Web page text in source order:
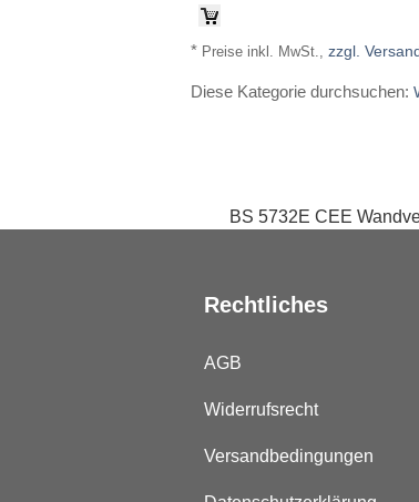
* Preise inkl. MwSt., zzgl.
Diese Kategorie durchsuchen:
BS 5732E CEE
Rechtliches
AGB
Widerrufsrecht
Versandbedingungen